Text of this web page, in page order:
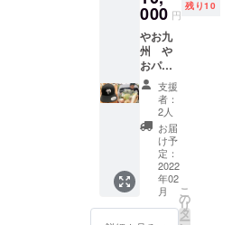
養蜂の衰退
も、農業の
衰退とも関
わりあるた
め、高齢化
の進む養蜂
業界を盛り
上げていき
たいと考え
ています。
花・大
根・大
玉トマ
ト・ミ
ニトマ
ト・し
めじ・
平茸
きゅう
り・芽
キャベ
ツ・
じゃが
いも・
玉レタ
１０種
類の野
菜＋お
おきみ
イチゴ
が入っ
たセッ
トで
す。 ※2
月上旬
頃の野
菜は以
下を予
定して
おりま
000 円
残り10
やお九
州 や
おパッ
ク＋
「や」
帽子（2
月上旬
頃発
送）平
日、土
日指定
可能 や
お九州
支援
者：
2人
お届
け予
定：
2022
年02
月
こ
の
リ
タ
ー